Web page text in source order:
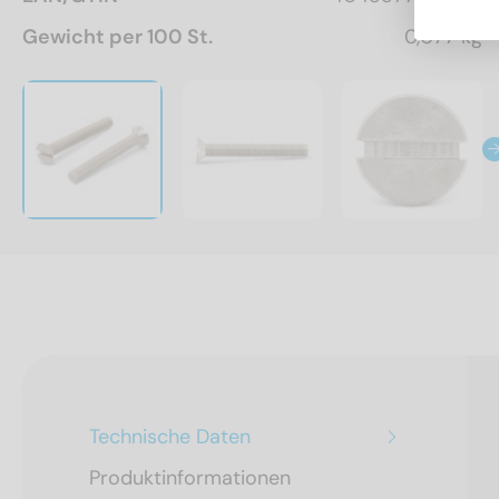
Gewicht per 100 St.
0,077 kg
Technische Daten
Produktinformationen